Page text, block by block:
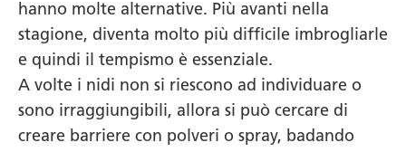
hanno molte alternative. Più avanti nella
stagione, diventa molto più difficile imbrogliarle
e quindi il tempismo è essenziale.
A volte i nidi non si riescono ad individuare o
sono irraggiungibili, allora si può cercare di
creare barriere con polveri o spray, badando